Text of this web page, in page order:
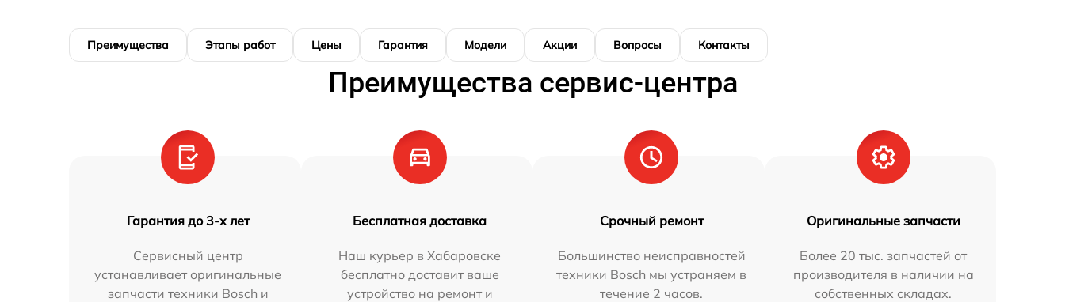
Преимущества Этапы работ Цены Гарантия Модели Акции Вопросы Контакты
Преимущества сервис-центра
Гарантия до 3-х лет
Сервисный центр
устанавливает оригинальные
запчасти техники Bosch и
Бесплатная доставка
Наш курьер в Хабаровске
бесплатно доставит ваше
устройство на ремонт и
Срочный ремонт
Большинство неисправностей
техники Bosch мы устраняем в
течение 2 часов.
Оригинальные запчасти
Более 20 тыс. запчастей от
производителя в наличии на
собственных складах.